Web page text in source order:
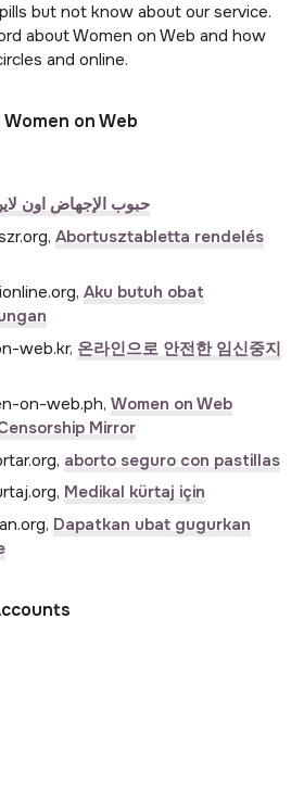
but not know about our service.
about Women on Web and how
and online.
on Web
حبوب الإجهاض اون
Abortusztabletta rendelés
Aku butuh obat
web.kr, 온라인으로 안전한 임신중지
on-web.ph, Women on Web
Mirror
aborto seguro con pastillas
Medikal kürtaj için
Dapatkan ubat gugurkan